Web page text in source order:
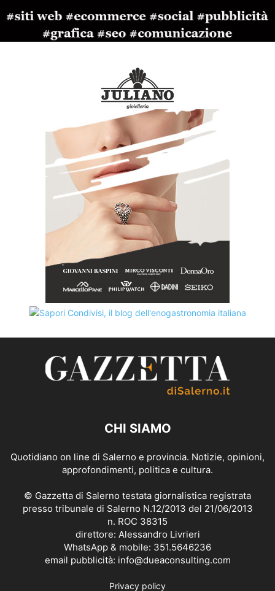
CHI SIAMO
Quotidiano on line di Salerno e provincia. Notizie, opinioni,
approfondimenti, politica e cultura.
© Gazzetta di Salerno testata giornalistica registrata
presso tribunale di Salerno N.12/2013 del 21/06/2013
n. ROC 38315
direttore: Alessandro Livrieri
WhatsApp & mobile: 351.5646236
email pubblicità: info@dueaconsulting.com
Privacy policy